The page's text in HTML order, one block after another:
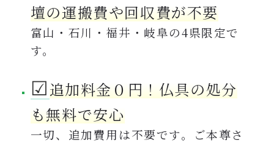
壇の運搬費や回収費が不要
富山・石川・福井・岐阜の4県限定で
す。
☑︎追加料金０円！仏具の処分
も無料で安心
一切、追加費用は不要です。ご本尊さ